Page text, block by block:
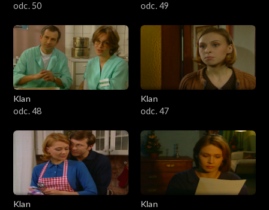
odc. 50
odc. 49
Klan
odc. 48
Klan
odc. 47
Klan
Klan